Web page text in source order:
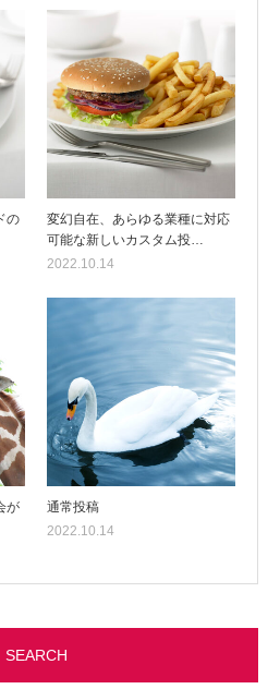
の
変幻自在、あらゆる業種に対応
可能な新しいカスタム投…
2022.10.14
が
通常投稿
2022.10.14
SEARCH